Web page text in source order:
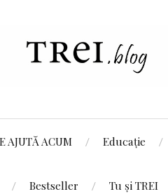
AJUTĂ ACUM Educație
Bestseller Tu și TREI